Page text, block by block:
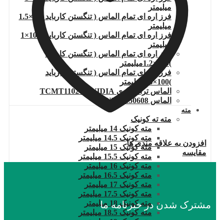
میلیمتر
فرز اره ای تمام الماس ( تنگستن کارباید )80×1.5
میلیمتر
فرز اره ای تمام الماس ( تنگستن کارباید )100×1
میلیمتر
فرز اره ای تمام الماس ( تنگستن کارباید
)100×1.2میلیمتر
فرز اره ای تمام الماس ( تنگستن کارباید
)100×1.5میلیمتر
الماس تراشکاری TCMT110204.WIDIA
الماس DNMG150608
مته
مته ته کونیک
مته کونیک 14 میلیمتر
مته کونیک 14.5 میلیمتر
مته کونیک 15 میلیمتر
مته کونیک 15.5 میلیمتر
مته کونیک 16 میلیمتر
مته کونیک 16.5 میلیمتر
مته کونیک 17 میلیمتر
مته کونیک 17.5 میلیمتر
مته کونیک 18 میلیمتر
مته کونیک 18.5 میلیمتر
افزودن به علاقه مندی ها
مقایسه
مشترک شدن در خبرنامه ما